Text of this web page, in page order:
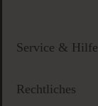
Service & Hilfe
Rechtliches